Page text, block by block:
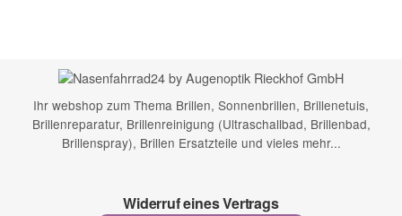
Ihr webshop zum Thema Brillen, Sonnenbrillen, Brillenetuis,
Brillenreparatur, Brillenreinigung (Ultraschallbad, Brillenbad,
Brillenspray), Brillen Ersatzteile und vieles mehr...
Widerruf eines Vertrags